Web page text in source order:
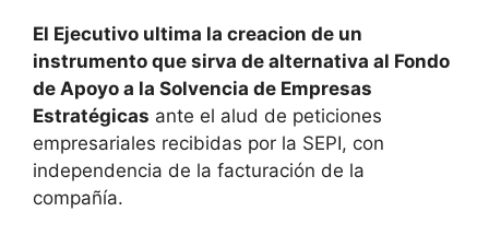
El Ejecutivo ultima la creacion de un
instrumento que sirva de alternativa al Fondo
de Apoyo a la Solvencia de Empresas
Estratégicas ante el alud de peticiones
empresariales recibidas por la SEPI, con
independencia de la facturación de la
compañía.